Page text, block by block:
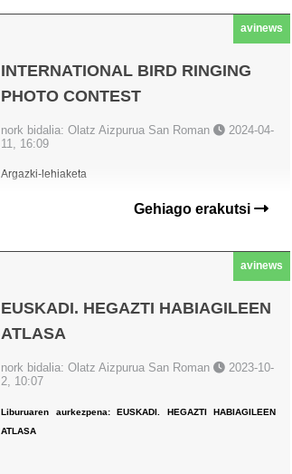
avinews
INTERNATIONAL BIRD RINGING
PHOTO CONTEST
nork bidalia: Olatz Aizpurua San Roman
2024-04-
11, 16:09
Argazki-lehiaketa
Gehiago erakutsi
avinews
EUSKADI. HEGAZTI HABIAGILEEN
ATLASA
nork bidalia: Olatz Aizpurua San Roman
2023-10-
2, 10:07
Liburuaren aurkezpena: EUSKADI. HEGAZTI HABIAGILEEN
ATLASA